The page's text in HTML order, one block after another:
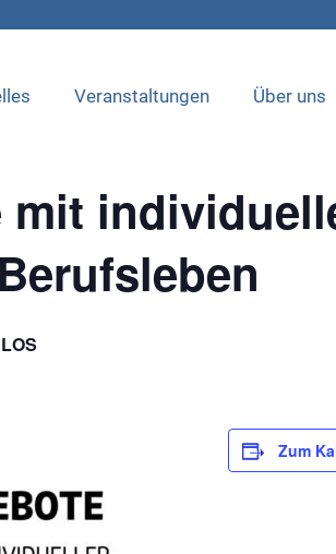
Veranstaltungen Über uns
Zum